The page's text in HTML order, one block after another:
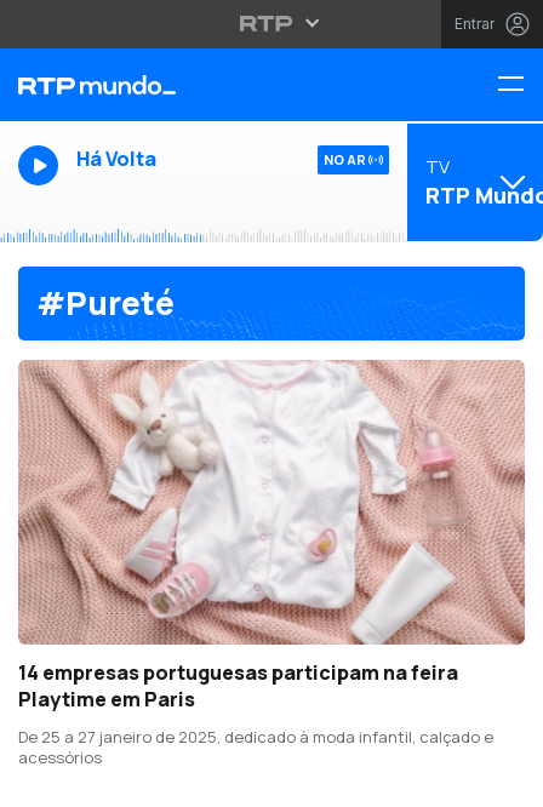
Entrar
Há Volta NO AR TV
RTP
#Pureté
14 empresas portuguesas participam na feira
Playtime em Paris
De 25 a 27 janeiro de 2025, dedicado à moda infantil, calçado e
acessórios